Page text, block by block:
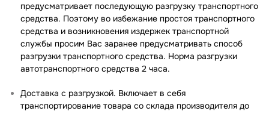
предусматривает последующую разгрузку транспортного
средства. Поэтому во избежание простоя транспортного
средства и возникновения издержек транспортной
службы просим Вас заранее предусматривать способ
разгрузки транспортного средства. Норма разгрузки
автотранспортного средства 2 часа.
Доставка с разгрузкой. Включает в себя
транспортирование товара со склада производителя до